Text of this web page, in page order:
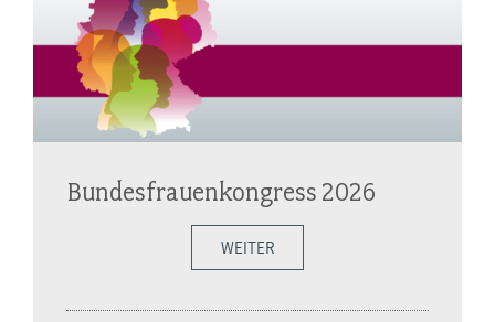
Bundesfrauenkongress 2026
WEITER